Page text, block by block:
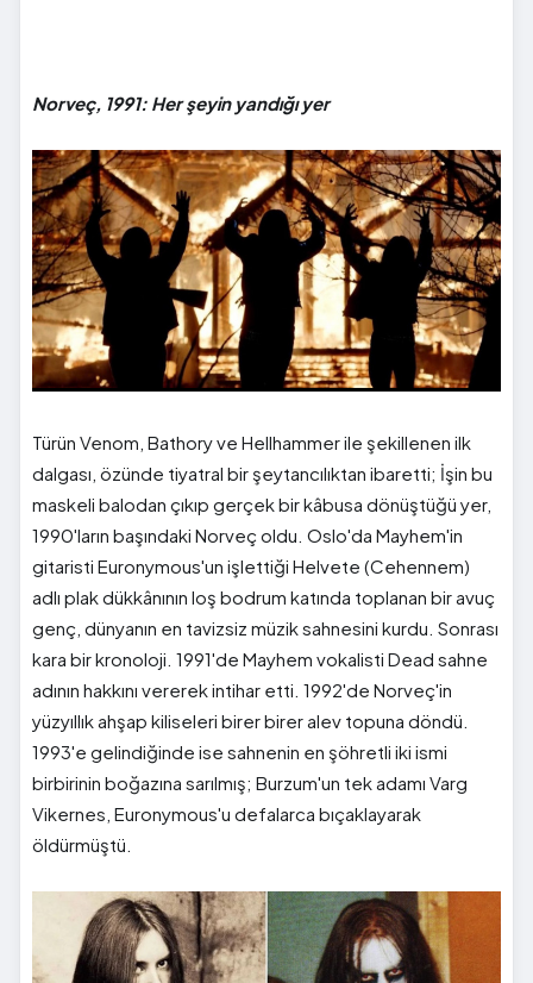
Norveç, 1991: Her şeyin yandığı yer
Türün Venom, Bathory ve Hellhammer ile şekillenen ilk
dalgası, özünde tiyatral bir şeytancılıktan ibaretti; İşin bu
maskeli balodan çıkıp gerçek bir kâbusa dönüştüğü yer,
1990'ların başındaki Norveç oldu. Oslo'da Mayhem'in
gitaristi Euronymous'un işlettiği Helvete (Cehennem)
adlı plak dükkânının loş bodrum katında toplanan bir avuç
genç, dünyanın en tavizsiz müzik sahnesini kurdu. Sonrası
kara bir kronoloji. 1991'de Mayhem vokalisti Dead sahne
adının hakkını vererek intihar etti. 1992'de Norveç'in
yüzyıllık ahşap kiliseleri birer birer alev topuna döndü.
1993'e gelindiğinde ise sahnenin en şöhretli iki ismi
birbirinin boğazına sarılmış; Burzum'un tek adamı Varg
Vikernes, Euronymous'u defalarca bıçaklayarak
öldürmüştü.